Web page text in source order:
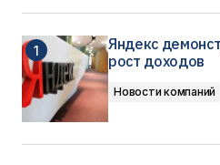
Яндекс
рост доходов
Новости компаний